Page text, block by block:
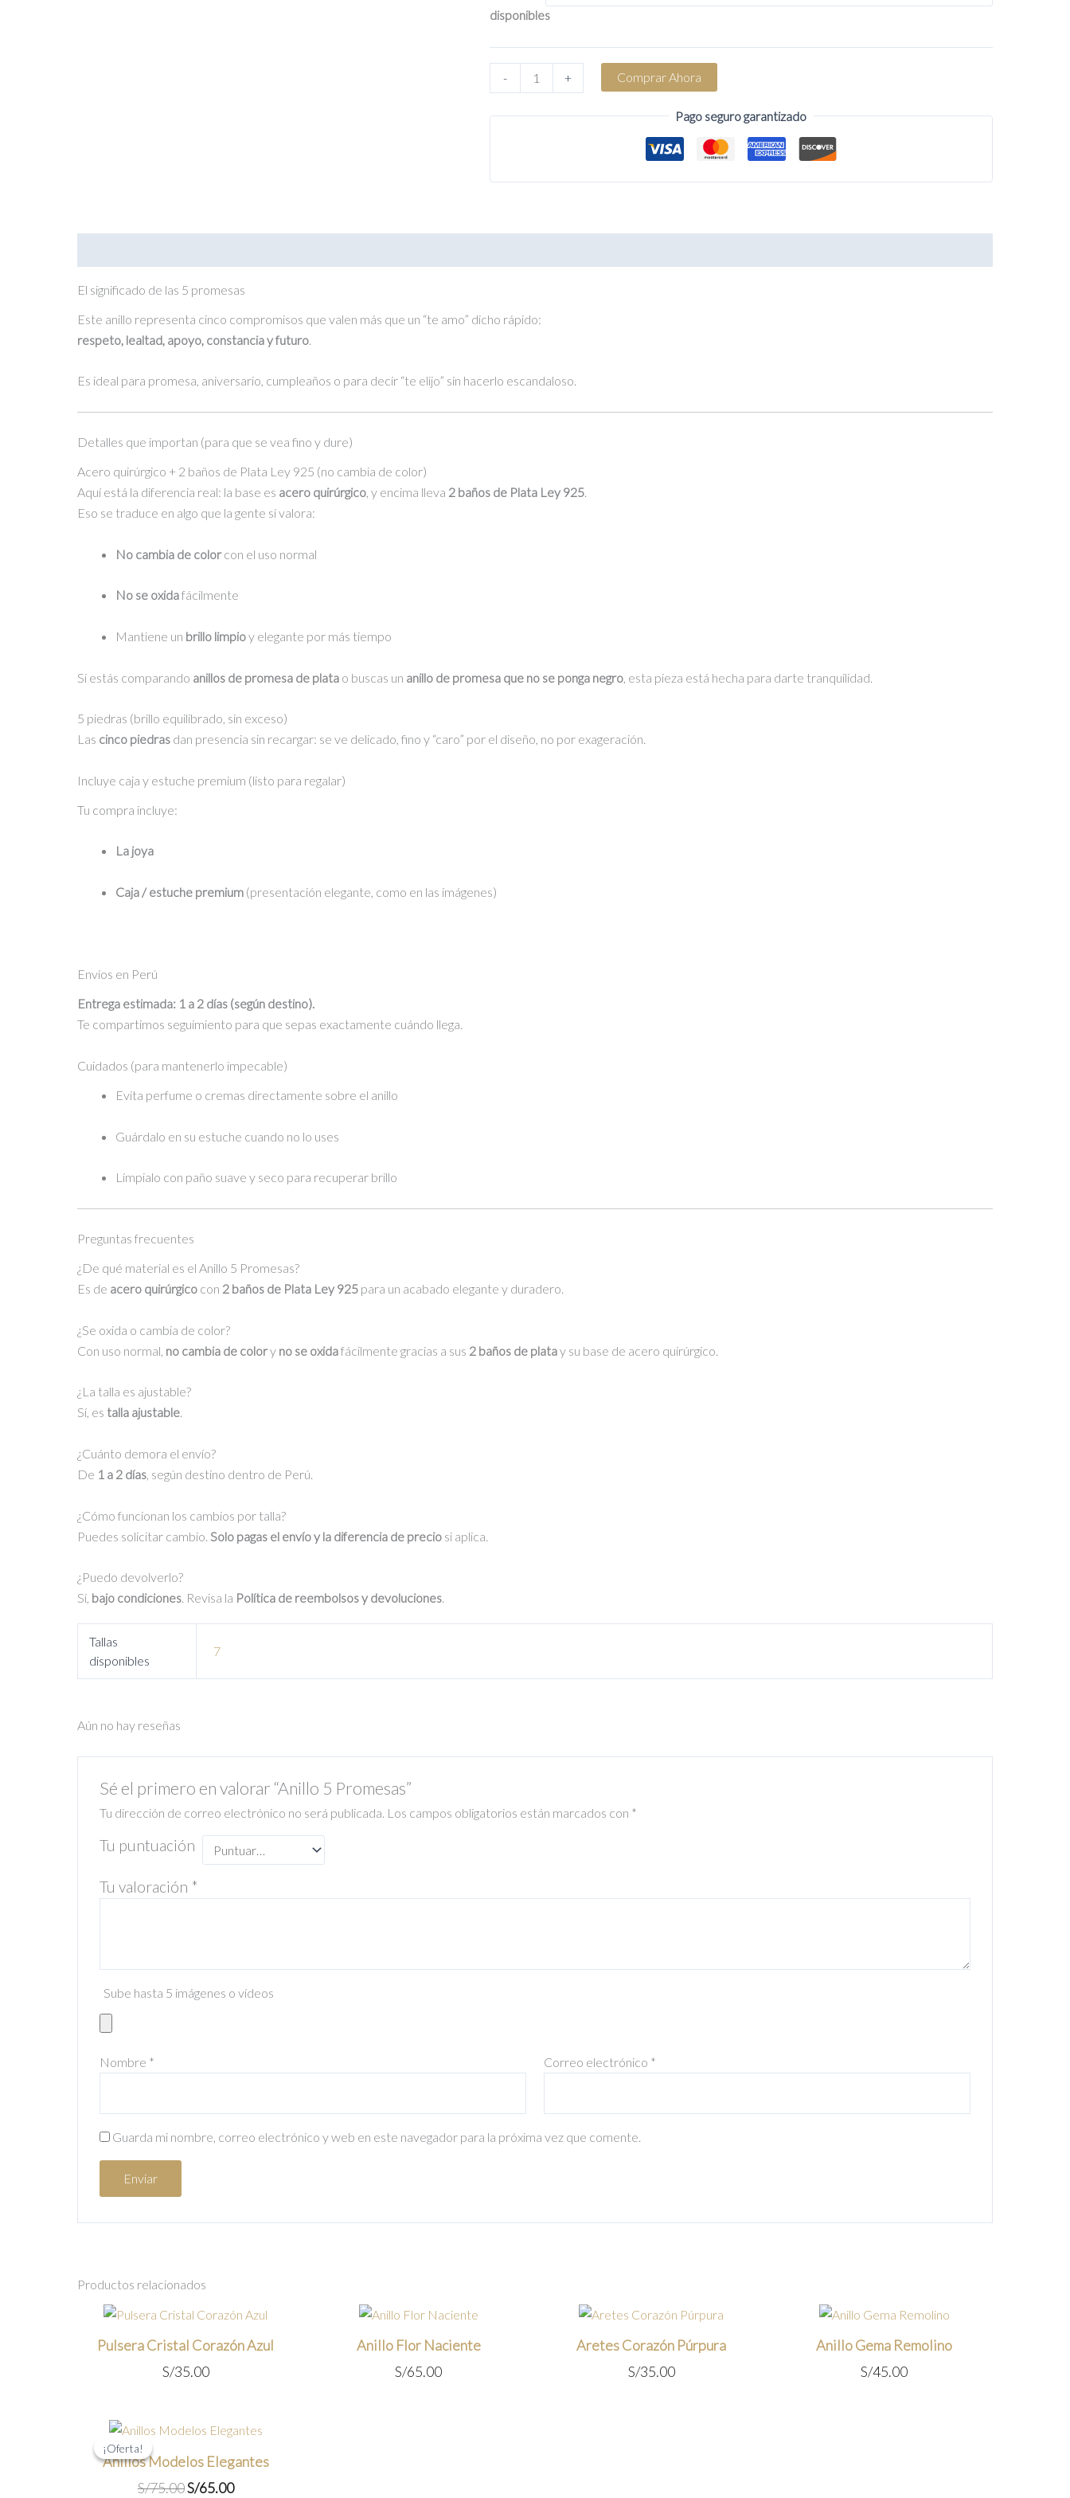
disponibles
-
5
Promesas
+ Comprar Ahora
Pago seguro garantizado
El significado de las 5 promesas
Este anillo representa cinco compromisos que valen más que un “te amo” dicho rápido:
respeto, lealtad, apoyo, constancia y futuro
Es ideal para promesa, aniversario, cumpleaños o para decir “te elijo” sin hacerlo escandaloso.
Detalles que importan (para que se vea fino y dure)
Acero quirúrgico + 2 baños de Plata Ley 925 (no cambia de color)
Aquí está la diferencia real: la base es acero quirúrgico, y encima lleva 2 baños de Plata Ley 925.
Eso se traduce en algo que la gente sí valora:
No cambia de colorcon el uso normal
No se oxidafácilmente
Mantiene un brillo limpioy elegante por más tiempo
Si estás comparando anillos de promesa de plata o buscas un anillo de promesa que no se ponga negro , esta pieza está hecha para darte tranquilidad.
5 piedras (brillo equilibrado, sin exceso)
Las cinco piedras dan presencia sin recargar: se ve delicado, fino y “caro” por el diseño, no por exageración.
Incluye caja y estuche premium (listo para regalar)
Tu compra incluye:
La joya
Caja / estuche premium (presentación elegante, como en las imágenes)
Envíos en Perú
Entrega estimada: 1 a 2 días (según destino).
Te compartimos seguimiento para que sepas exactamente cuándo llega.
Cuidados (para mantenerlo impecable)
Evita perfume o cremas directamente sobre el anillo
Guárdalo en su estuche cuando no lo uses
Límpialo con paño suave y seco para recuperar brillo
Preguntas frecuentes
¿De qué material es el Anillo 5 Promesas?
Es de acero quirúrgico con 2 baños de Plata Ley 925 para un acabado elegante y duradero.
¿Se oxida o cambia de color?
Con uso normal, no cambia de colory no se oxidafácilmente gracias a sus 2 baños de platay su base de acero quirúrgico.
¿La talla es ajustable?
Sí, es talla ajustable.
¿Cuánto demora el envío?
De 1 a 2 días, según destino dentro de Perú.
¿Cómo funcionan los cambios por talla?
Puedes solicitar cambio. Solo pagas el envío y la diferencia de precio si aplica.
¿Puedo devolverlo?
Sí, bajo condiciones. Revisa la Política de reembolsos y devoluciones.
Tallas
disponibles
7
Aún no hay reseñas
Sé el primero en valorar “Anillo 5 Promesas”
Tu dirección de correo electrónico no será publicada. Los campos obligatorios están marcados con *
Tu puntuación
Tu valoración *
Sube hasta 5 imágenes o vídeos
Nombre * Correo electrónico *
Guarda mi nombre, correo electrónico y web en este navegador para la próxima vez que comente.
Productos relacionados
Pulsera Cristal Corazón Azul
S/35.00
Anillo Flor Naciente
S/65.00
Aretes Corazón Púrpura
S/35.00
Anillo Gema Remolino
S/45.00
¡Oferta!
¡Oferta!
Anillos Modelos Elegantes
S/75.00El
S/65.00El